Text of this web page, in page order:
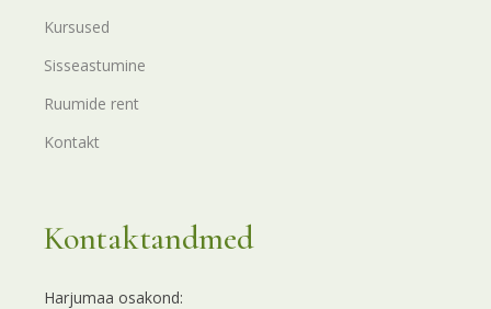
Kursused
Sisseastumine
Ruumide rent
Kontakt
Kontaktandmed
Harjumaa osakond: